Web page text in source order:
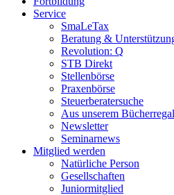
Service
SmaLeTax
Beratung &
Revolution: Q
STB Direkt
Stellenbörse
Praxenbörse
Steuerberatersuche
Aus unserem Bücherregal
Newsletter
Seminarnews
Mitglied werden
Natürliche Person
Gesellschaften
Juniormitglied